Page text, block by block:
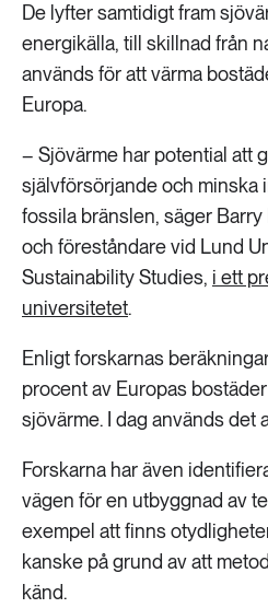
De lyfter samtidigt fram
energikälla, till skillnad från
används för att värma
Europa.
– Sjövärme har potential att
självförsörjande och minska
fossila bränslen, säger
och föreståndare vid Lund
Sustainability Studies, i ett
universitetet.
Enligt forskarnas
procent av Europas
sjövärme. I dag används det
Forskarna har även
vägen för en utbyggnad av
exempel att finns
kanske på grund av att
känd.